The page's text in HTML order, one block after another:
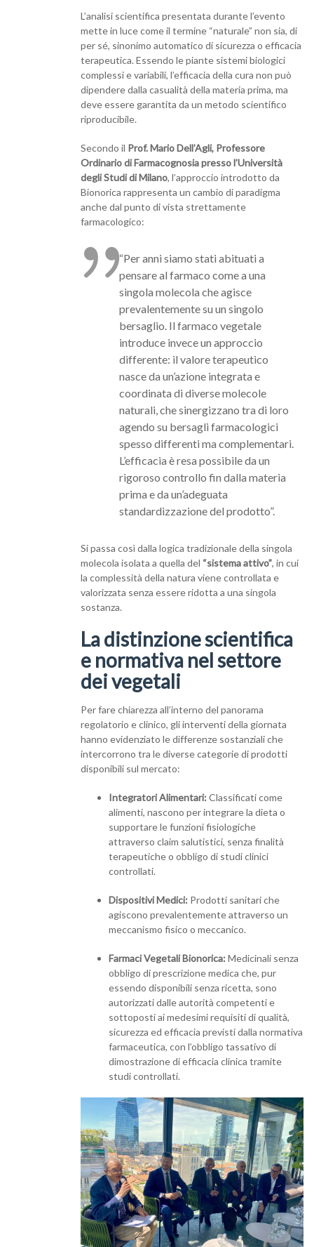
L’analisi scientifica presentata durante l’evento
mette in luce come il termine “naturale” non sia, di
per sé, sinonimo automatico di sicurezza o efficacia
terapeutica. Essendo le piante sistemi biologici
complessi e variabili, l’efficacia della cura non può
dipendere dalla casualità della materia prima, ma
deve essere garantita da un metodo scientifico
riproducibile.
Secondo il Prof. Mario Dell’Agli, Professore
Ordinario di Farmacognosia presso l’Università
degli Studi di Milano, l’approccio introdotto da
Bionorica rappresenta un cambio di paradigma
anche dal punto di vista strettamente
farmacologico:
“Per anni siamo stati abituati a
pensare al farmaco come a una
singola molecola che agisce
prevalentemente su un singolo
bersaglio. Il farmaco vegetale
introduce invece un approccio
differente: il valore terapeutico
nasce da un’azione integrata e
coordinata di diverse molecole
naturali, che sinergizzano tra di loro
agendo su bersagli farmacologici
spesso differenti ma complementari.
L’efficacia è resa possibile da un
rigoroso controllo fin dalla materia
prima e da un’adeguata
standardizzazione del prodotto”.
Si passa così dalla logica tradizionale della singola
molecola isolata a quella del “sistema attivo”, in cui
la complessità della natura viene controllata e
valorizzata senza essere ridotta a una singola
sostanza.
La distinzione scientifica
e normativa nel settore
dei vegetali
Per fare chiarezza all’interno del panorama
regolatorio e clinico, gli interventi della giornata
hanno evidenziato le differenze sostanziali che
intercorrono tra le diverse categorie di prodotti
disponibili sul mercato:
Integratori Alimentari: Classificati come
alimenti, nascono per integrare la dieta o
supportare le funzioni fisiologiche
attraverso claim salutistici, senza finalità
terapeutiche o obbligo di studi clinici
controllati.
Dispositivi Medici: Prodotti sanitari che
agiscono prevalentemente attraverso un
meccanismo fisico o meccanico.
Farmaci Vegetali Bionorica: Medicinali senza
obbligo di prescrizione medica che, pur
essendo disponibili senza ricetta, sono
autorizzati dalle autorità competenti e
sottoposti ai medesimi requisiti di qualità,
sicurezza ed efficacia previsti dalla normativa
farmaceutica, con l’obbligo tassativo di
dimostrazione di efficacia clinica tramite
studi controllati.